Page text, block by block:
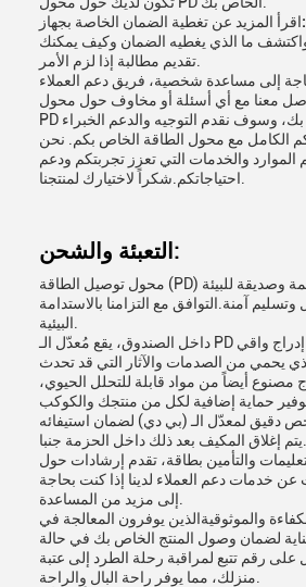
اقرأ المزيد عن تغطية الضمان الخاصة بجهاز
ما الذي يغطيه الضمان وكيف يمكنك
إلى مساعدة شخصية، فريق دعم العملاء
معنا مع أي أسئلة أو مخاوف حول محول
الكامل مع محول الطاقة الخاص بكم. نحن
والخدمات التي تعزز تجربتكم ودعم
التعبئة والشحن:
محول توصيل الطاقة (PD) مغطى في عبوة دائمة وصديقة للبيئة
آمنة.التوافق مع التزامنا بالاستدامة
داخل الصندوق، يقع مُعدّل الـ PD بشكل آمن داخل إدراج واقي
يحمي من الصدمات والآثار التي قد تحدث
مصنوع أيضاً من مواد قابلة للتحلل الحيوي،
دقيق لمعدّل الـ (بي دي) لضمان استيفائه
إغلاق المكيف بعد ذلك داخل الحزمة جنبا
والتأمين بطاقة، تقدم إرشادات حول
عن خدمات دعم العملاء لدينا إذا كنت بحاجة
والموثوقيةالذين يوفرون المعالجة في
لضمان وصول المنتج الخاص بك في حالة
رقم تتبع لمراقبة رحلة الطرد إلى عتبة